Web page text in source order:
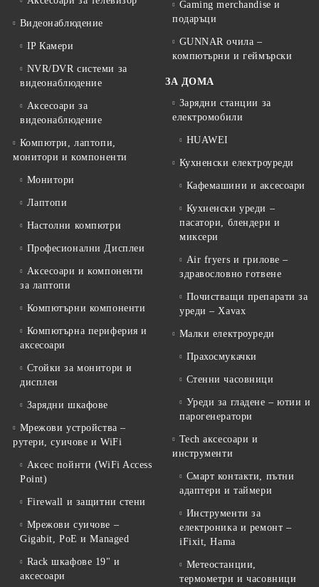
Видеонаблюдение
IP Камери
NVR/DVR системи за
видеонаблюдение
Аксесоари за
видеонаблюдение
Компютри, лаптопи,
монитори и компоненти
Монитори
Лаптопи
Настолни компютри
Професионални Дисплеи
Аксесоари и компоненти
за лаптопи
Компютърни компоненти
Компютърна периферия и
аксесоари
Стойки за монитори и
дисплеи
Зарядни шкафове
Мрежови устройства –
рутери, суичове и WiFi
Аксес пойнти (WiFi Access
Point)
Firewall и защитни стени
Мрежови суичове –
Gigabit, PoE и Managed
Rack шкафове 19" и
аксесоари
Gaming merchandise и
подаръци
GUNNAR очила –
компютърни и геймърски
ЗА ДОМА
Зарядни станции за
електромобили
HUAWEI
Кухненски електроуреди
Кафемашини и аксесоари
Кухненски уреди –
пасатори, блендери и
миксери
Air fryers и грилове –
здравословно готвене
Почистващи препарати за
уреди – Xavax
Малки електроуреди
Прахосмукачки
Стенни часовници
Уреди за гладене – ютии и
парогенератори
Tech аксесоари и
инструменти
Смарт контакти, пътни
адаптери и таймери
Инструменти за
електроника и ремонт –
iFixit, Hama
Метеостанции,
термометри и часовници